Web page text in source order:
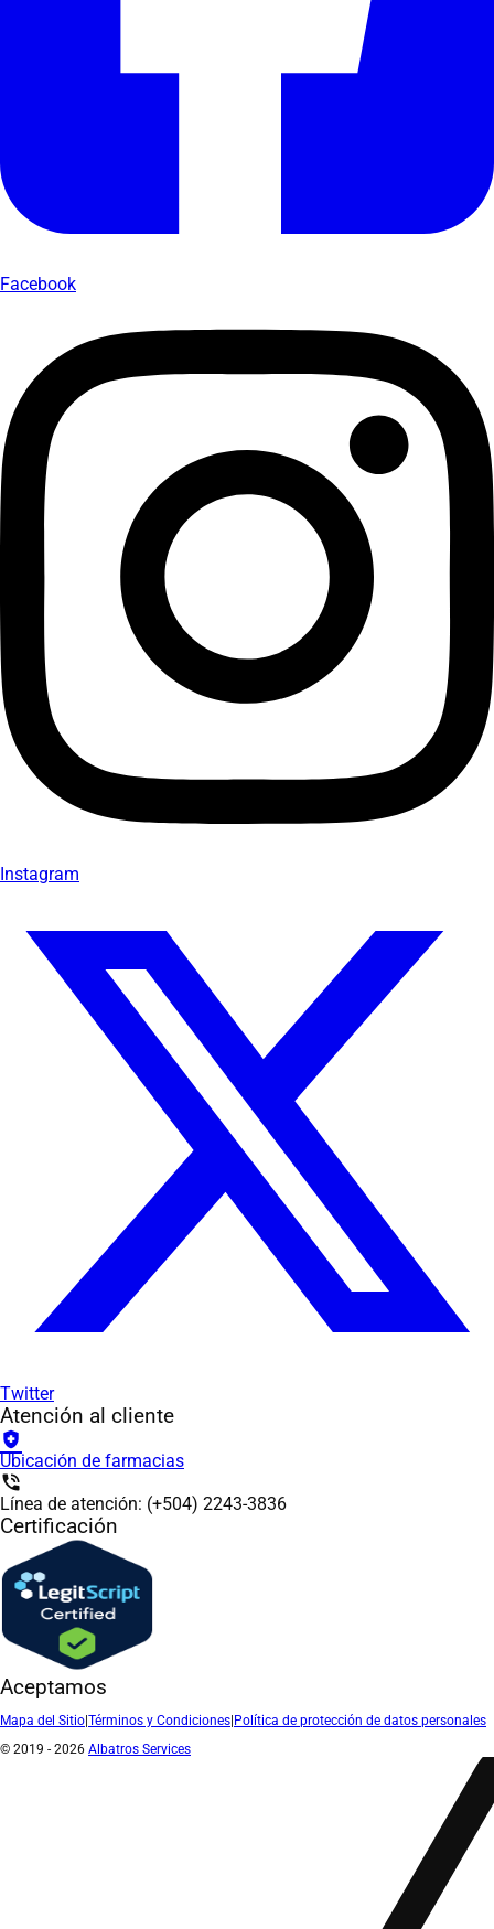
Facebook
Instagram
Twitter
Atención al cliente
health_and_safety
Ubicación de farmacias
phone_in_talk
Línea de atención: (+504) 2243-3836
Certificación
Aceptamos
Mapa del Sitio|Términos y Condiciones|Política de protección de datos personales
© 2019 - 2026 Albatros Services